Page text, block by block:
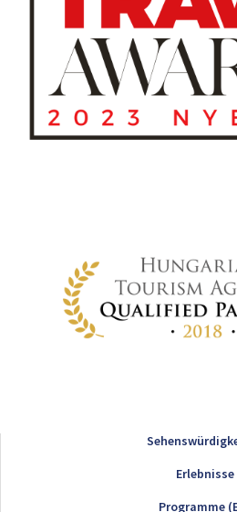
Erlebnisse
Programme